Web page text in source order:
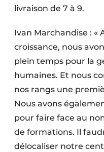
livraison de 7 à 9.
Ivan Marchandise : «
croissance, nous
plein temps pour la
humaines. Et nous
nos rangs une
Nous avons
pour faire face au
de formations. Il
délocaliser notre